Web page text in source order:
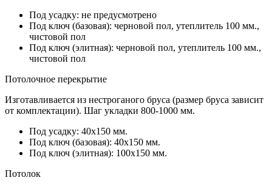
Под усадку: не предусмотрено
Под ключ (базовая): черновой пол, утеплитель 100 мм.,
чистовой пол
Под ключ (элитная): черновой пол, утеплитель 100 мм.,
чистовой пол
Потолочное перекрытие
Изготавливается из нестроганого бруса (размер бруса зависит
от комплектации). Шаг укладки 800-1000 мм.
Под усадку: 40х150 мм.
Под ключ (базовая): 40х150 мм.
Под ключ (элитная): 100х150 мм.
Потолок